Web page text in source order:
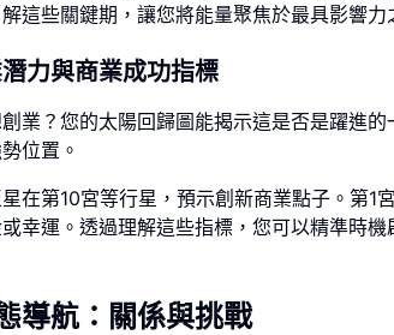
這些關鍵期，讓您將能量聚焦於最具影響
力與商業成功指標
業？您的太陽回歸圖能揭示這是否是躍進的
位置。
在第10宮等行星，預示創新商業點子。第1
幸運。透過理解這些指標，您可以精準時
導航：關係與挑戰